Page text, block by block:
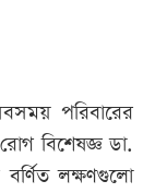
পরিবারের
বিশেষজ্ঞ ডা.
লক্ষণগুলো